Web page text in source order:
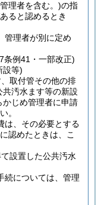
理者を含む。)の指
ると認めるとき
管理者が別に定め
条例41・一部改正)
設等)
取付管その他の排
共汚水ます等の新設
かじめ管理者に申請
。
は、その必要とする
認めたときは、こ
設置した公共汚水
続については、管理